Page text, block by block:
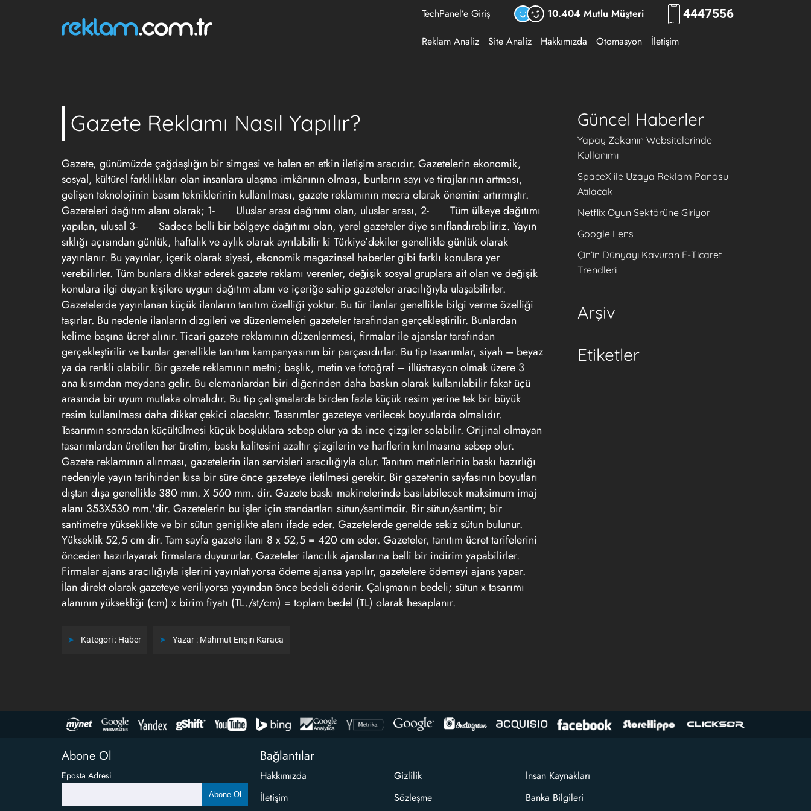
TechPanel’e Giriş 10.404 Mutlu Müşteri 4447556
Reklam Analiz Site Analiz Hakkımızda Otomasyon İletişim
Gazete Reklamı Nasıl Yapılır?
Gazete, günümüzde çağdaşlığın bir simgesi ve halen en etkin iletişim aracıdır. Gazetelerin ekonomik,
sosyal, kültürel farklılıkları olan insanlara ulaşma imkânının olması, bunların sayı ve tirajlarının artması,
gelişen teknolojinin basım tekniklerinin kullanılması, gazete reklamının mecra olarak önemini artırmıştır.
Gazeteleri dağıtım alanı olarak; 1- Uluslar arası dağıtımı olan, uluslar arası, 2- Tüm ülkeye dağıtımı
yapılan, ulusal 3- Sadece belli bir bölgeye dağıtımı olan, yerel gazeteler diye sınıflandırabiliriz. Yayın
sıklığı açısından günlük, haftalık ve aylık olarak ayrılabilir ki Türkiye’dekiler genellikle günlük olarak
yayınlanır. Bu yayınlar, içerik olarak siyasi, ekonomik magazinsel haberler gibi farklı konulara yer
verebilirler. Tüm bunlara dikkat ederekgazete reklamı verenler, değişik sosyal gruplara ait olan ve değişik
konulara ilgi duyan kişilere uygun dağıtım alanı ve içeriğe sahip gazeteler aracılığıyla ulaşabilirler.
Gazetelerde yayınlanan küçük ilanların tanıtım özelliği yoktur. Bu tür ilanlar genellikle bilgi verme özelliği
taşırlar. Bu nedenle ilanların dizgileri ve düzenlemeleri gazeteler tarafından gerçekleştirilir. Bunlardan
kelime başına ücret alınır. Ticari gazete reklamının düzenlenmesi, firmalar ile ajanslar tarafından
gerçekleştirilir ve bunlar genellikle tanıtım kampanyasının bir parçasıdırlar. Bu tip tasarımlar, siyah – beyaz
ya da renkli olabilir. Birgazete reklamının metni; başlık, metin ve fotoğraf – illüstrasyon olmak üzere 3
ana kısımdan meydana gelir. Bu elemanlardan biri diğerinden daha baskın olarak kullanılabilir fakat üçü
arasında bir uyum mutlaka olmalıdır. Bu tip çalışmalarda birden fazla küçük resim yerine tek bir büyük
resim kullanılması daha dikkat çekici olacaktır. Tasarımlar gazeteye verilecek boyutlarda olmalıdır.
Tasarımın sonradan küçültülmesi küçük boşluklara sebep olur ya da ince çizgiler solabilir. Orijinal olmayan
tasarımlardan üretilen her üretim, baskı kalitesini azaltır çizgilerin ve harflerin kırılmasına sebep olur.
Gazete reklamının alınması, gazetelerin ilan servisleri aracılığıyla olur. Tanıtım metinlerinin baskı hazırlığı
nedeniyle yayın tarihinden kısa bir süre önce gazeteye iletilmesi gerekir. Bir gazetenin sayfasının boyutları
dıştan dışa genellikle 380 mm. X 560 mm. dir. Gazete baskı makinelerinde basılabilecek maksimum imaj
alanı 353X530 mm.'dir. Gazetelerin bu işler için standartları sütun/santimdir. Bir sütun/santim; bir
santimetre yükseklikte ve bir sütun genişlikte alanı ifade eder. Gazetelerde genelde sekiz sütun bulunur.
Yükseklik 52,5 cm dir. Tam sayfa gazete ilanı 8 x 52,5 = 420 cm eder. Gazeteler, tanıtım ücret tarifelerini
önceden hazırlayarak firmalara duyururlar. Gazeteler ilancılık ajanslarına belli bir indirim yapabilirler.
Firmalar ajans aracılığıyla işlerini yayınlatıyorsa ödeme ajansa yapılır, gazetelere ödemeyi ajans yapar.
İlan direkt olarak gazeteye veriliyorsa yayından önce bedeli ödenir. Çalışmanın bedeli; sütun x tasarımı
alanının yüksekliği (cm) x birim fiyatı (TL./st/cm) = toplam bedel (TL) olarak hesaplanır.
Kategori : Haber Yazar : Mahmut Engin Karaca
Güncel Haberler
Yapay Zekanın Websitelerinde
Kullanımı
SpaceX ile Uzaya Reklam Panosu
Atılacak
Netflix Oyun Sektörüne Giriyor
Google Lens
Çin’in Dünyayı Kavuran E-Ticaret
Trendleri
Arşiv
Etiketler
Abone Ol
Eposta Adresi
Abone Ol
Bağlantılar
Hakkımızda
İletişim
Gizlilik
Sözleşme
İnsan Kaynakları
Banka Bilgileri